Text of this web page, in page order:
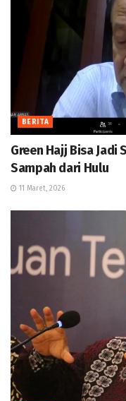
BERITA
Green Hajj Bisa Jadi
Sampah dari Hulu
11 Maret, 2026